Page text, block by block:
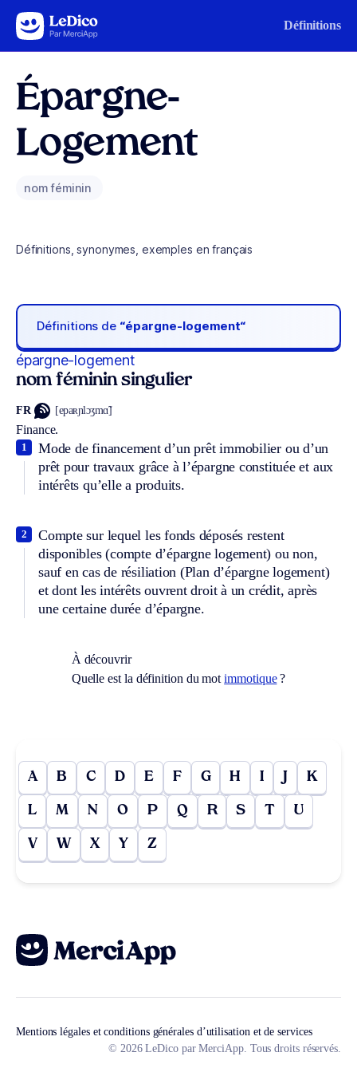
Aller au contenu Définitions
Épargne-
Logement
nom féminin
Définitions, synonymes, exemples en français
Définitions de “épargne-logement“
épargne-logement
nom féminin singulier
FR [epaʀɲlɔʒmɑ̃]
Finance.
Mode de financement d’un prêt immobilier ou d’un
prêt pour travaux grâce à l’épargne constituée et aux
intérêts qu’elle a produits.
1
Compte sur lequel les fonds déposés restent
disponibles (compte d’épargne logement) ou non,
sauf en cas de résiliation (Plan d’épargne logement)
et dont les intérêts ouvrent droit à un crédit, après
une certaine durée d’épargne.
2
À découvrir
Quelle est la définition du motimmotique?
A B C D E F G H I J K
L M N O P Q R S T U
V W X Y Z
Mentions légales et conditions générales d’utilisation et de services
© 2026 LeDico par MerciApp. Tous droits réservés.